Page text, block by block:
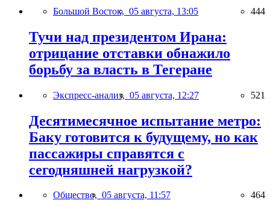
Большой Восток, 05 августа, 13:05 444
Тучи над президентом Ирана:
отрицание отставки обнажило
борьбу за власть в Тегеране
Экспресс-анализ, 05 августа, 12:27 521
Десятимесячное испытание метро:
Баку готовится к будущему, но как
пассажиры справятся с
сегодняшней нагрузкой?
Общество, 05 августа, 11:57 464